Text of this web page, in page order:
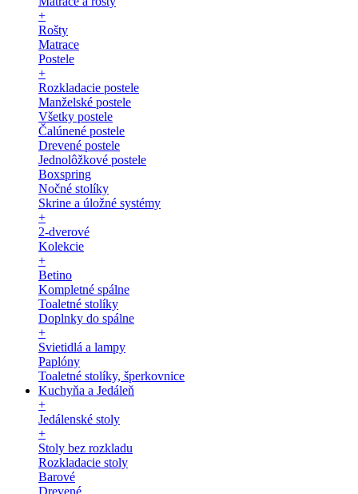
+
Rošty
Matrace
Postele
+
Rozkladacie postele
Manželské postele
Všetky postele
Čalúnené postele
Drevené postele
Jednolôžkové postele
Boxspring
Nočné stolíky
Skrine a úložné systémy
+
2-dverové
Kolekcie
+
Betino
Kompletné spálne
Toaletné stolíky
Doplnky do spálne
+
Svietidlá a lampy
Paplóny
Toaletné stolíky, šperkovnice
Kuchyňa a Jedáleň
+
Jedálenské stoly
+
Stoly bez rozkladu
Rozkladacie stoly
Barové
Drevené